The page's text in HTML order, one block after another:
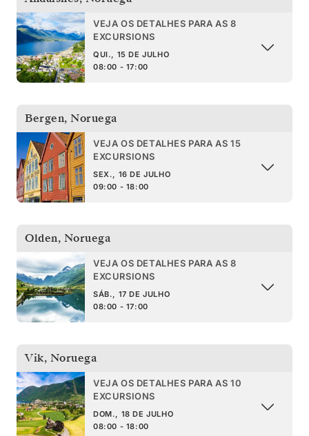
VEJA OS DETALHES PARA AS 8
EXCURSIONS
QUI., 15 DE JULHO
08:00 - 17:00
Bergen, Noruega
VEJA OS DETALHES PARA AS 15
EXCURSIONS
SEX., 16 DE JULHO
09:00 - 18:00
Olden, Noruega
VEJA OS DETALHES PARA AS 8
EXCURSIONS
SÁB., 17 DE JULHO
08:00 - 17:00
Vik, Noruega
VEJA OS DETALHES PARA AS 10
EXCURSIONS
DOM., 18 DE JULHO
08:00 - 18:00